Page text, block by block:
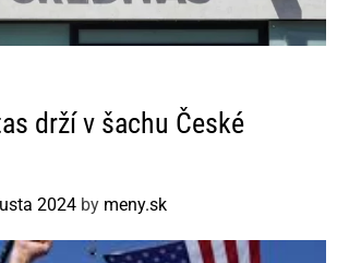
drží v šachu České
2024 by meny.sk